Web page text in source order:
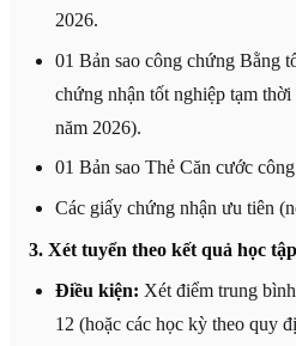
2026.
01 Bản sao công chứng Bằng
chứng nhận tốt nghiệp tạm
năm 2026).
01 Bản sao Thẻ Căn cước
Các giấy chứng nhận ưu tiên
3. Xét tuyển theo kết quả học
Điều kiện: Xét điểm trung
12 (hoặc các học kỳ theo quy